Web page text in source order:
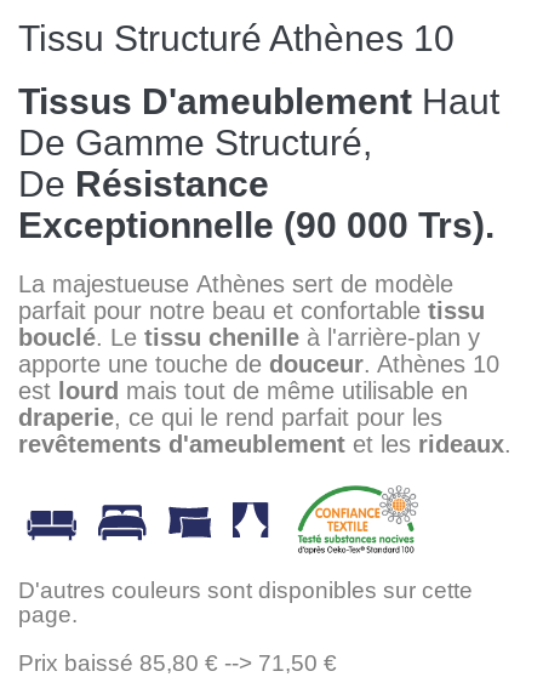
Tissu Structuré Athènes 10
Tissus D'ameublement Haut
De Gamme Structuré,
De Résistance
Exceptionnelle (90 000 Trs).
La majestueuse Athènes sert de modèle
parfait pour notre beau et confortable tissu
bouclé. Le tissu chenille à l'arrière-plan y
apporte une touche de douceur. Athènes 10
est lourd mais tout de même utilisable en
draperie, ce qui le rend parfait pour les
revêtements d'ameublement et les rideaux.
D'autres couleurs sont disponibles sur cette
page.
Prix baissé 85,80 € --> 71,50 €